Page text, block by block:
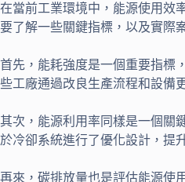
在當前工業環境中，能源使用效
要了解一些關鍵指標，以及實際
首先，能耗強度是一個重要指標
些工廠通過改良生產流程和設備
其次，能源利用率同樣是一個關
於冷卻系統進行了優化設計，提
再來，碳排放量也是評估能源使